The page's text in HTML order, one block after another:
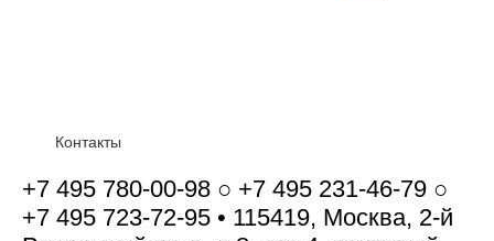
Контакты
+7 495 780-00-98 ○ +7 495 231-46-79 ○
+7 495 723-72-95 • 115419, Москва, 2-й